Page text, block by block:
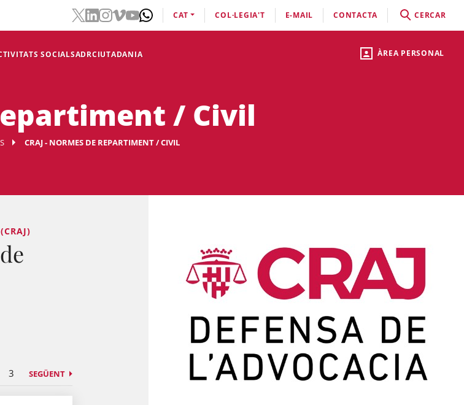
ÀREA PERSONAL
SOCIALSADRCIUTADANIA
CAT COL·LEGIA'T E-MAIL CONTACTA CERCAR
/ Civil
CRAJ - NORMES DE REPARTIMENT / CIVIL
3 SEGÜENT